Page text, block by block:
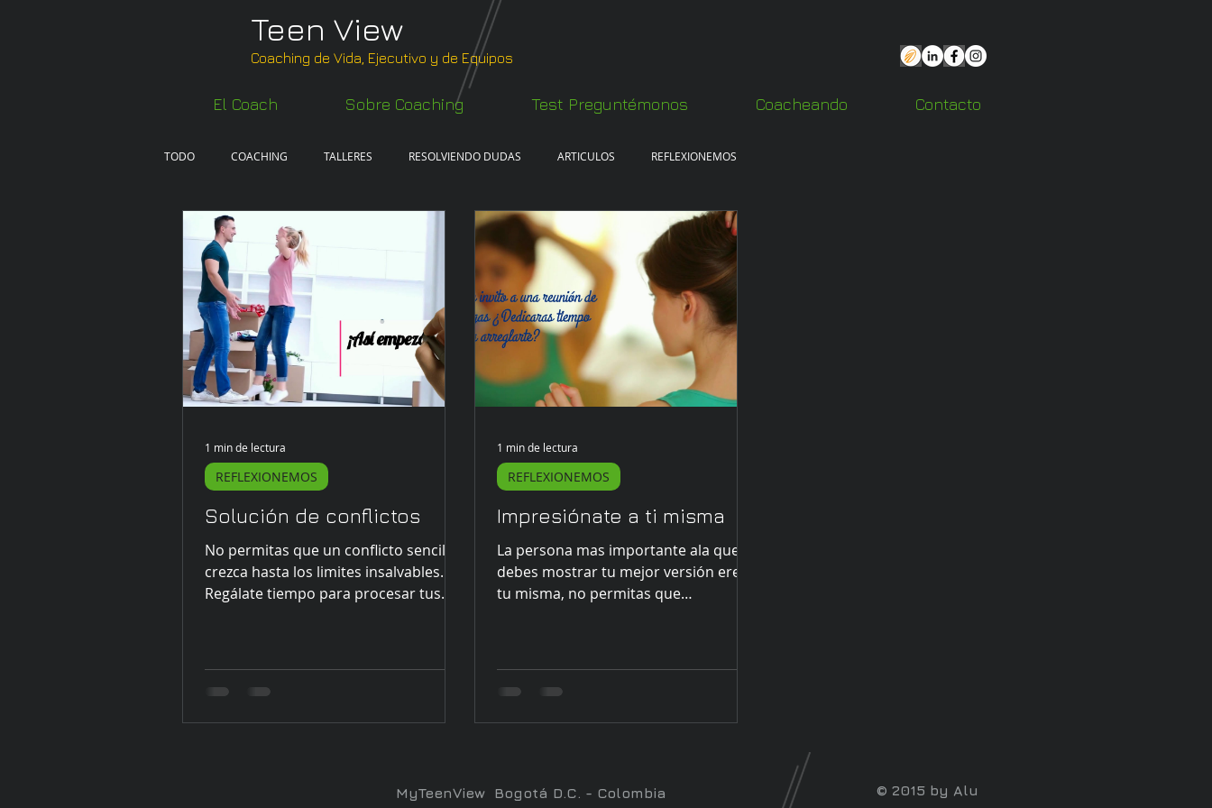
Teen View
Coaching de Vida, Ejecutivo y de Equipos
El Coach Sobre Coaching Test Preguntémonos Coacheando Contacto
TODO COACHING TALLERES RESOLVIENDO DUDAS ARTICULOS REFLEXIONEMOS
Solución de conflictos
No permitas que un conflicto sencillo
crezca hasta los limites insalvables.
Regálate tiempo para procesar tus
REFLEXIONEMOS
1 min de lectura
Impresiónate a ti misma
La persona mas importante ala que
debes mostrar tu mejor versión eres
tu misma, no permitas que
REFLEXIONEMOS
1 min de lectura
MyTeenView Bogotá D.C. - Colombia © 2015 by Alu